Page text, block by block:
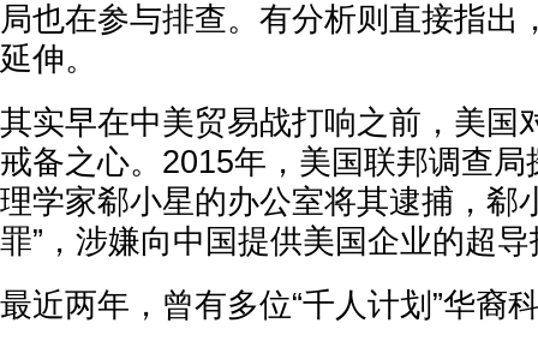
局也在参与排查。有分析则直接指出
延伸。
其实早在中美贸易战打响之前，美国
戒备之心。2015年，美国联邦调查
理学家郗小星的办公室将其逮捕，郗
罪”，涉嫌向中国提供美国企业的超导
最近两年，曾有多位“千人计划”华裔